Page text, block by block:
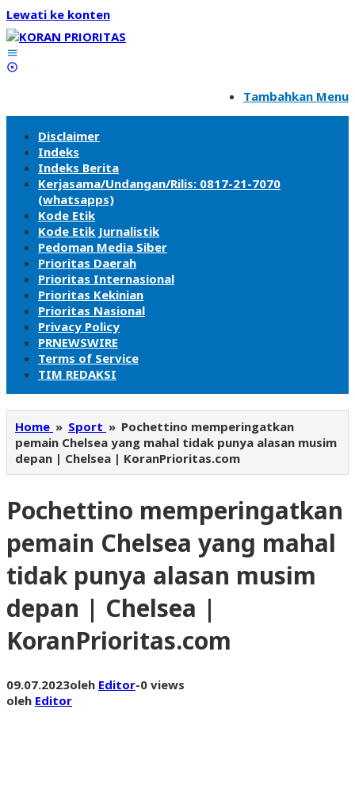
Lewati ke konten
Tambahkan Menu
Disclaimer
Indeks
Indeks Berita
Kerjasama/Undangan/Rilis: 0817-21-7070
(whatsapps)
Kode Etik
Kode Etik Jurnalistik
Pedoman Media Siber
Prioritas Daerah
Prioritas Internasional
Prioritas Kekinian
Prioritas Nasional
Privacy Policy
PRNEWSWIRE
Terms of Service
TIM REDAKSI
Home » Sport » Pochettino memperingatkan
pemain Chelsea yang mahal tidak punya alasan musim
depan | Chelsea | KoranPrioritas.com
Pochettino memperingatkan
pemain Chelsea yang mahal
tidak punya alasan musim
depan | Chelsea |
KoranPrioritas.com
09.07.2023oleh Editor-0 views
oleh Editor